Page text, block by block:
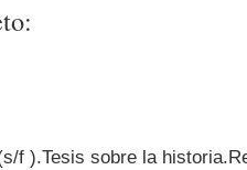
f ).Tesis sobre la